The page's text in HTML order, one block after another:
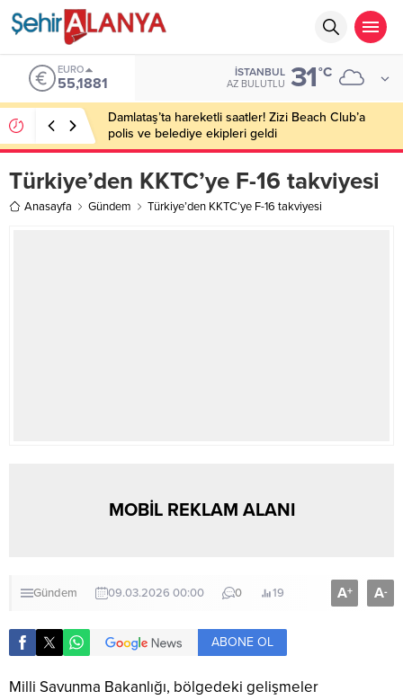
EURO
55,1881
İSTANBUL
AZ BULUTLU 31°C
Damlataş’ta hareketli saatler! Zizi Beach Club’a
polis ve belediye ekipleri geldi
Türkiye’den KKTC’ye F-16 takviyesi
Anasayfa Gündem Türkiye’den KKTC’ye F-16 takviyesi
MOBİL REKLAM ALANI
Gündem 09.03.2026 00:00 0 19 A+ A-
ABONE OL
Milli Savunma Bakanlığı, bölgedeki gelişmeler